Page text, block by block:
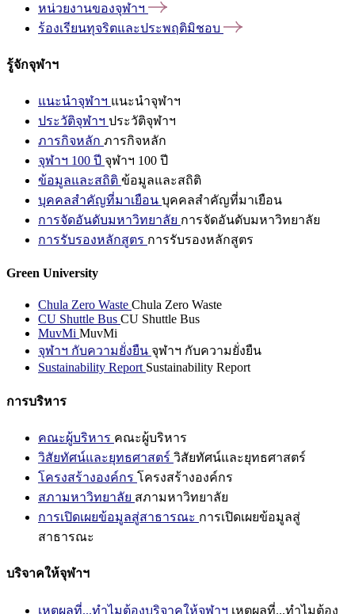
หน่วยงานของจุฬาฯ
ร้องเรียนทุจริตและประพฤติมิชอบ
รู้จักจุฬาฯ
แนะนำจุฬาฯ แนะนำจุฬาฯ
ประวัติจุฬาฯ ประวัติจุฬาฯ
ภารกิจหลัก ภารกิจหลัก
จุฬาฯ 100 ปี จุฬาฯ 100 ปี
ข้อมูลและสถิติ ข้อมูลและสถิติ
บุคคลสำคัญที่มาเยือน บุคคลสำคัญที่มาเยือน
การจัดอันดับมหาวิทยาลัย การจัดอันดับมหาวิทยาลัย
การรับรองหลักสูตร การรับรองหลักสูตร
Green University
Chula Zero Waste Chula Zero Waste
CU Shuttle Bus CU Shuttle Bus
MuvMi MuvMi
จุฬาฯ กับความยั่งยืน จุฬาฯ กับความยั่งยืน
Sustainability Report Sustainability Report
การบริหาร
คณะผู้บริหาร คณะผู้บริหาร
วิสัยทัศน์และยุทธศาสตร์ วิสัยทัศน์และยุทธศาสตร์
โครงสร้างองค์กร โครงสร้างองค์กร
สภามหาวิทยาลัย สภามหาวิทยาลัย
การเปิดเผยข้อมูลสู่สาธารณะ การเปิดเผยข้อมูลสู่
สาธารณะ
บริจาคให้จุฬาฯ
เหตุผลที่...ทำไมต้องบริจาคให้จุฬาฯ เหตุผลที่...ทำไมต้อง